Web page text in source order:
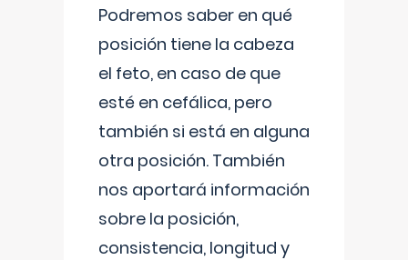
Podremos saber en qué
posición tiene la cabeza
el feto, en caso de que
esté en cefálica, pero
también si está en alguna
otra posición. También
nos aportará información
sobre la posición,
consistencia, longitud y